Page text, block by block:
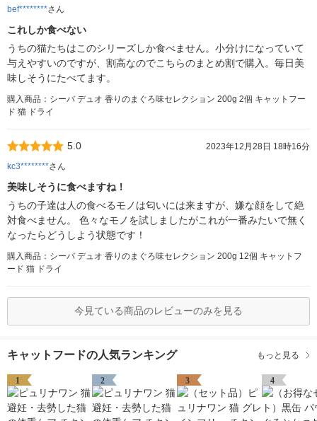
bef********さん
これしか食べない
うちの猫たちはこのシリーズしか食べません。小分けになっていて
与えやすいのですが、割高なのでこちらのまとめ割で購入。毎日美
味しそうにたべてます。
購入商品：シーバ デュオ 香りのまぐろ味セレクション 200g 2個 キャットフー
ド 猫 ドライ
5.0
2023年12月28日 18時16分
kc3********さん
美味しそうに食べますね！
うちの子達は人の食べるモノは匂いには来ますが、嫌な顔をして絶
対食べません。 色々なモノを試しましたがこれが一番みたいで無く
なったらどうしよう状態です！
購入商品：シーバ デュオ 香りのまぐろ味セレクション 200g 12個 キャットフ
ード 猫 ドライ
今見ている商品のレビューのみを見る
キャットフードの人気ランキング もっと見る
1 2 3 4